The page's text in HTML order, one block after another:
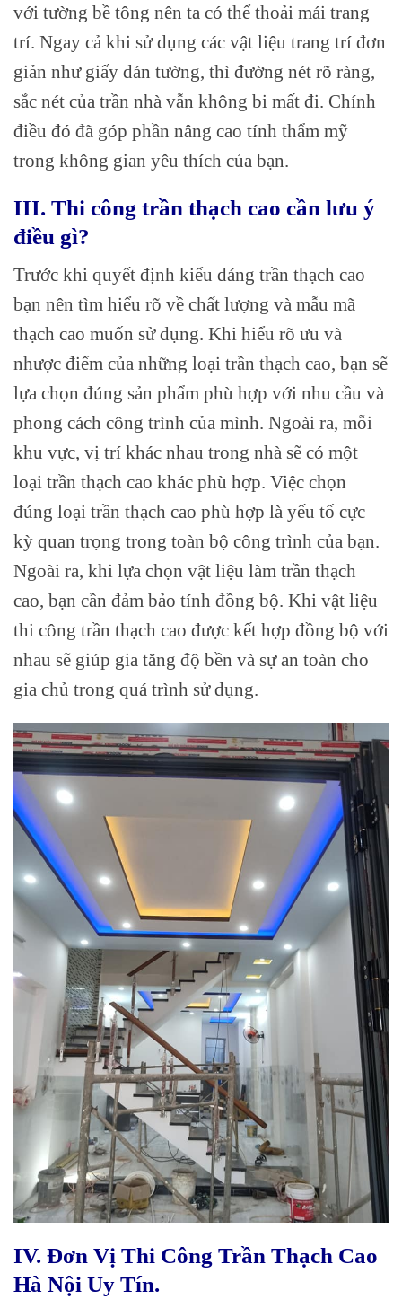
với tường bề tông nên ta có thể thoải mái trang
trí. Ngay cả khi sử dụng các vật liệu trang trí đơn
giản như giấy dán tường, thì đường nét rõ ràng,
sắc nét của trần nhà vẫn không bi mất đi. Chính
điều đó đã góp phần nâng cao tính thẩm mỹ
trong không gian yêu thích của bạn.
III. Thi công trần thạch cao cần lưu ý
điều gì?
Trước khi quyết định kiểu dáng trần thạch cao
bạn nên tìm hiểu rõ về chất lượng và mẫu mã
thạch cao muốn sử dụng. Khi hiểu rõ ưu và
nhược điểm của những loại trần thạch cao, bạn sẽ
lựa chọn đúng sản phẩm phù hợp với nhu cầu và
phong cách công trình của mình. Ngoài ra, mỗi
khu vực, vị trí khác nhau trong nhà sẽ có một
loại trần thạch cao khác phù hợp. Việc chọn
đúng loại trần thạch cao phù hợp là yếu tố cực
kỳ quan trọng trong toàn bộ công trình của bạn.
Ngoài ra, khi lựa chọn vật liệu làm trần thạch
cao, bạn cần đảm bảo tính đồng bộ. Khi vật liệu
thi công trần thạch cao được kết hợp đồng bộ với
nhau sẽ giúp gia tăng độ bền và sự an toàn cho
gia chủ trong quá trình sử dụng.
IV. Đơn Vị Thi Công Trần Thạch Cao
Hà Nội Uy Tín.